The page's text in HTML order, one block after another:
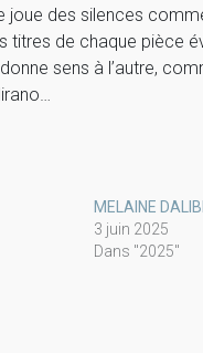
joue des silences
titres de chaque pièce
sens à l’autre,
MELAINE
3 juin 2025
Dans "2025"